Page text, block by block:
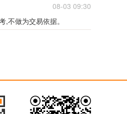
月19日0119外汇
月17日0117外汇
08-03 09:30
,不做为交易依据。